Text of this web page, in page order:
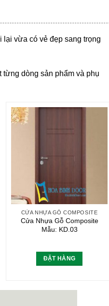
vừa có vẻ đẹp sang trọng
từng dòng sản phẩm và phụ
CỬA NHỰA GỖ COMPOSITE
Cửa Nhựa Gỗ Composite
Mẫu: KD.03
ĐẶT HÀNG